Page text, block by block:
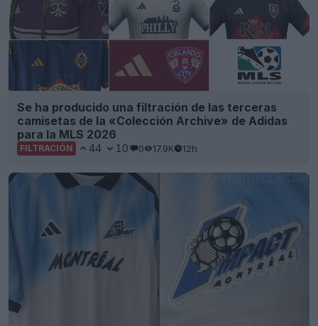
Se ha producido una filtración de las terceras
camisetas de la «Colección Archive» de Adidas
para la MLS 2026
FILTRACIÓN 44 10 0 17.9K 12h